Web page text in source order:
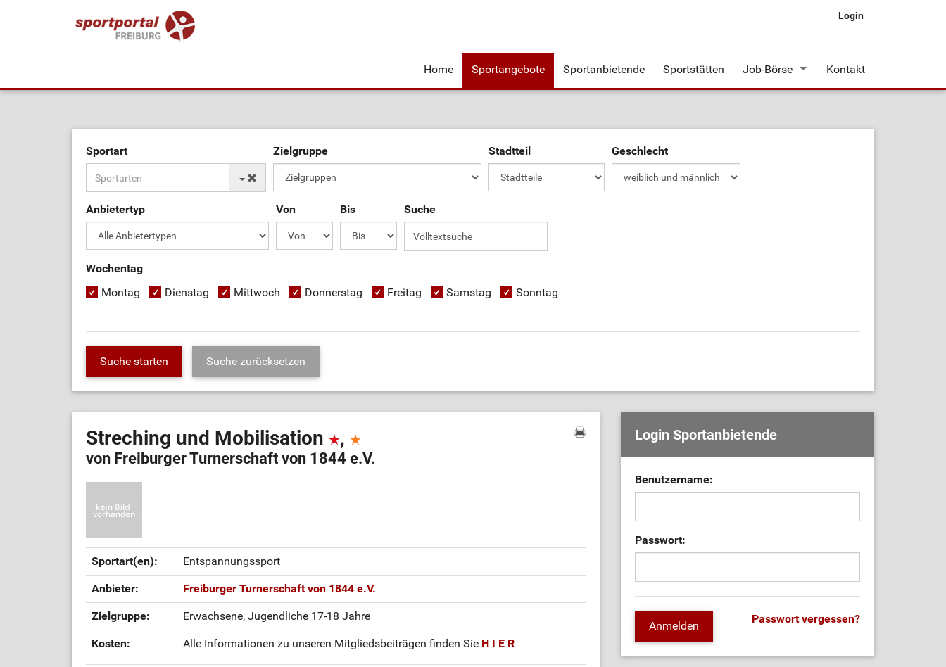
Login
Home Sportangebote Sportanbietende Sportstätten Job-Börse Kontakt
Sportart Zielgruppe Stadtteil Geschlecht
Anbietertyp Von Bis Suche
Wochentag
Montag
Dienstag Mittwoch Donnerstag Freitag Samstag Sonntag
Streching und Mobilisation ,
von Freiburger Turnerschaft von 1844 e.V.
Sportart(en): Entspannungssport
Anbieter: Freiburger Turnerschaft von 1844 e.V.
Zielgruppe: Erwachsene, Jugendliche 17-18 Jahre
Kosten: Alle Informationen zu unseren Mitgliedsbeiträgen finden Sie H I E R
Login Sportanbietende
Benutzername:
Passwort:
Passwort vergessen?